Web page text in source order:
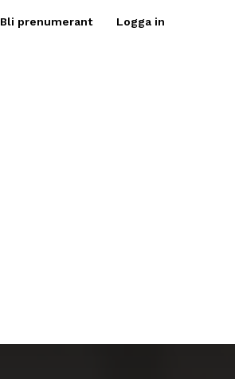
Bli prenumerant Logga in